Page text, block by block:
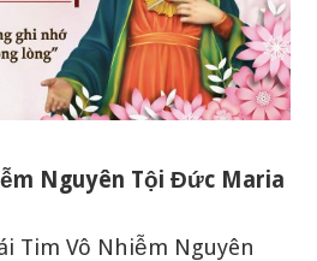
Nguyên Tội Đức Maria
Tim Vô Nhiễm Nguyên